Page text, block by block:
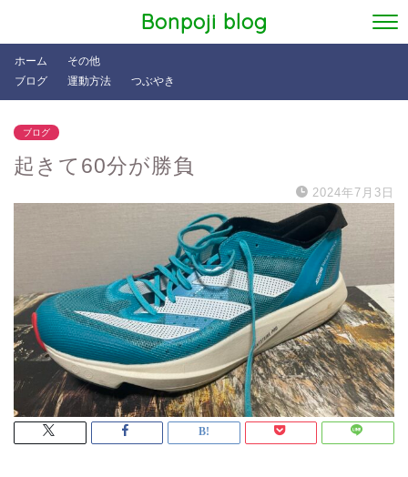
Bonpoji blog
ホーム
ブログ
その他
運動方法
つぶやき
ブログ
起きて60分が勝負
2024年7月3日